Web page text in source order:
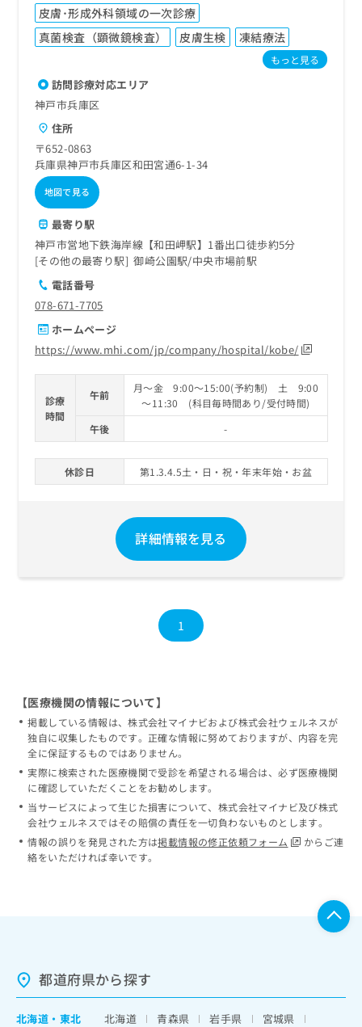
皮膚･形成外科領域の一次診療
真菌検査（顕微鏡検査）
皮膚生検 凍結療法
もっと見る
訪問診療対応エリア
神戸市兵庫区
住所
〒652-0863
兵庫県神戸市兵庫区和田宮通6-1-34
地図で見る
最寄り駅
神戸市営地下鉄海岸線【和田岬駅】1番出口徒歩約5分
その他の最寄り駅
御崎公園駅 中央市場前駅
電話番号
078-671-7705
ホームページ
https://www.mhi.com/jp/company/hospital/kobe/
診療
時間
午前
月～金 9:00～15:00(予約制) 土 9:00
～11:30 (科目毎時間あり/受付時間)
午後
-
休診日 第1.3.4.5土・日・祝・年末年始・お盆
詳細情報を見る
1
【医療機関の情報について】
掲載している情報は、株式会社マイナビおよび株式会社ウェルネスが
独自に収集したものです。正確な情報に努めておりますが、内容を完
全に保証するものではありません。
実際に検索された医療機関で受診を希望される場合は、必ず医療機関
に確認していただくことをお勧めします。
当サービスによって生じた損害について、株式会社マイナビ及び株式
会社ウェルネスではその賠償の責任を一切負わないものとします。
情報の誤りを発見された方は掲載情報の修正依頼フォーム
からご連
絡をいただければ幸いです。
都道府県から探す
北海道 ・ 東北 北海道 青森県 岩手県
宮城県